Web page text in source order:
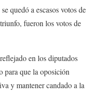
quedó a escasos votos de
fueron los votos de
en los diputados
para que la oposición
y mantener candado a la